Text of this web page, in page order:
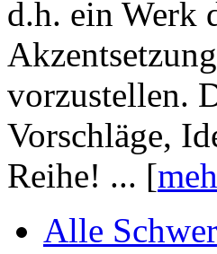
d.h. ein Werk
vorzustellen.
Vorschläge,
Reihe! ... [
Alle